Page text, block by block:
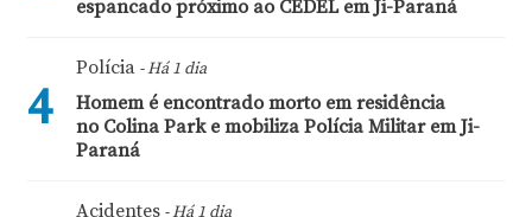
espancado próximo ao CEDEL em Ji-Paraná
4
Polícia- Há 1 dia
Homem é encontrado morto em residência
no Colina Park e mobiliza Polícia Militar em Ji-
Paraná
Acidentes- Há 1 dia